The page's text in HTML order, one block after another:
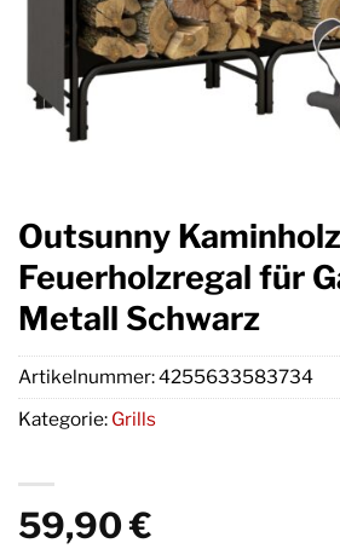
Outsunny
Feuerholzregal für
Metall Schwarz
59,90€
Artikelnummer:4255633583734
Kategorie: Grills